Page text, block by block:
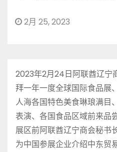
2月 25, 2023
2023年2月24日阿联酋辽宁
拜一年一度全球国际食品展
人海各国特色美食琳琅满目
表演、各国食品区域前来品
展区前阿联酋辽宁商会秘书
为中国参展企业介绍中东贸